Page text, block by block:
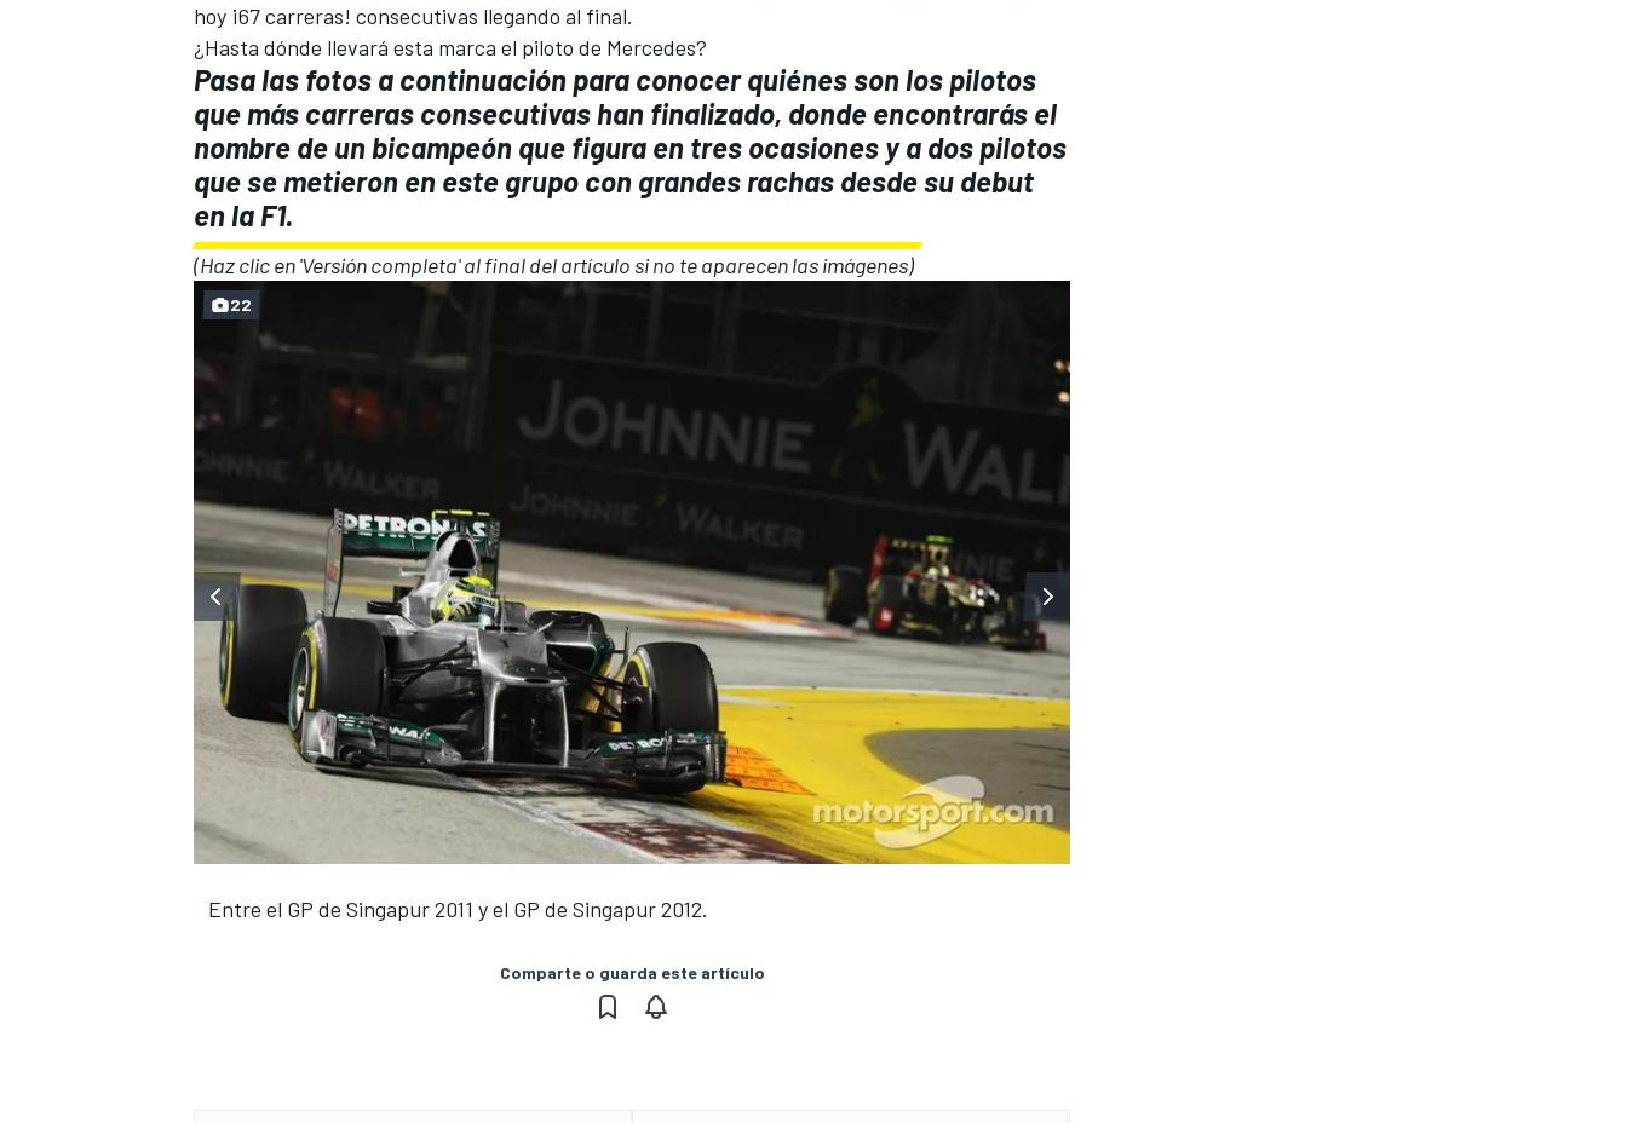
MÁS CATEGORÍAS
hoy ¡67 carreras! consecutivas llegando al final.
¿Hasta dónde llevará esta marca el piloto de Mercedes?
Pasa las fotos a continuación para conocer quiénes son los pilotos
que más carreras consecutivas han finalizado, donde encontrarás el
nombre de un bicampeón que figura en tres ocasiones y a dos pilotos
que se metieron en este grupo con grandes rachas desde su debut
en la F1.
(Haz clic en 'Versión completa' al final del artículo si no te aparecen las imágenes)
Entre el GP de Singapur 2011 y el GP de Singapur 2012.
22
Comparte o guarda este artículo